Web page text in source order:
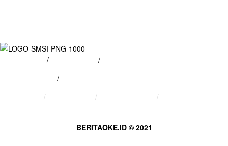
/
/
/
BERITAOKE.ID © 2021